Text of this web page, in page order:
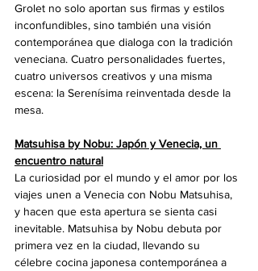
Grolet no solo aportan sus firmas y estilos
inconfundibles, sino también una visión
contemporánea que dialoga con la tradición
veneciana. Cuatro personalidades fuertes,
cuatro universos creativos y una misma
escena: la Serenísima reinventada desde la
mesa.
Matsuhisa by Nobu: Japón y Venecia, un
encuentro natural
La curiosidad por el mundo y el amor por los
viajes unen a Venecia con Nobu Matsuhisa,
y hacen que esta apertura se sienta casi
inevitable. Matsuhisa by Nobu debuta por
primera vez en la ciudad, llevando su
célebre cocina japonesa contemporánea a